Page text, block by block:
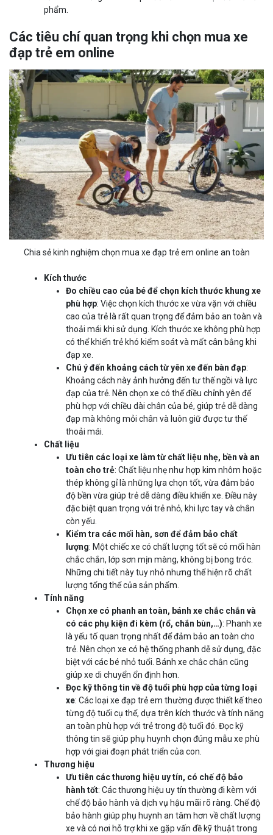
phẩm.
Các tiêu chí quan trọng khi chọn mua xe
đạp trẻ em online
Chia sẻ kinh nghiệm chọn mua xe đạp trẻ em online an toàn
Kích thước
Đo chiều cao của bé để chọn kích thước khung xe
phù hợp: Việc chọn kích thước xe vừa vặn với chiều
cao của trẻ là rất quan trọng để đảm bảo an toàn và
thoải mái khi sử dụng. Kích thước xe không phù hợp
có thể khiến trẻ khó kiểm soát và mất cân bằng khi
đạp xe.
Chú ý đến khoảng cách từ yên xe đến bàn đạp:
Khoảng cách này ảnh hưởng đến tư thế ngồi và lực
đạp của trẻ. Nên chọn xe có thể điều chỉnh yên để
phù hợp với chiều dài chân của bé, giúp trẻ dễ dàng
đạp mà không mỏi chân và luôn giữ được tư thế
thoải mái.
Chất liệu
Ưu tiên các loại xe làm từ chất liệu nhẹ, bền và an
toàn cho trẻ: Chất liệu nhẹ như hợp kim nhôm hoặc
thép không gỉ là những lựa chọn tốt, vừa đảm bảo
độ bền vừa giúp trẻ dễ dàng điều khiển xe. Điều này
đặc biệt quan trọng với trẻ nhỏ, khi lực tay và chân
còn yếu.
Kiểm tra các mối hàn, sơn để đảm bảo chất
lượng: Một chiếc xe có chất lượng tốt sẽ có mối hàn
chắc chắn, lớp sơn mịn màng, không bị bong tróc.
Những chi tiết này tuy nhỏ nhưng thể hiện rõ chất
lượng tổng thể của sản phẩm.
Tính năng
Chọn xe có phanh an toàn, bánh xe chắc chắn và
có các phụ kiện đi kèm (rổ, chắn bùn,…): Phanh xe
là yếu tố quan trọng nhất để đảm bảo an toàn cho
trẻ. Nên chọn xe có hệ thống phanh dễ sử dụng, đặc
biệt với các bé nhỏ tuổi. Bánh xe chắc chắn cũng
giúp xe di chuyển ổn định hơn.
Đọc kỹ thông tin về độ tuổi phù hợp của từng loại
xe: Các loại xe đạp trẻ em thường được thiết kế theo
từng độ tuổi cụ thể, dựa trên kích thước và tính năng
an toàn phù hợp với trẻ trong độ tuổi đó. Đọc kỹ
thông tin sẽ giúp phụ huynh chọn đúng mẫu xe phù
hợp với giai đoạn phát triển của con.
Thương hiệu
Ưu tiên các thương hiệu uy tín, có chế độ bảo
hành tốt: Các thương hiệu uy tín thường đi kèm với
chế độ bảo hành và dịch vụ hậu mãi rõ ràng. Chế độ
bảo hành giúp phụ huynh an tâm hơn về chất lượng
xe và có nơi hỗ trợ khi xe gặp vấn đề kỹ thuật trong